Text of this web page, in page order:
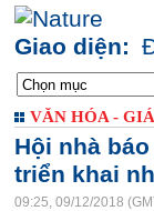
Giao diện:
VĂN HÓA -
Hội nhà
triển khai
09:25, 09/12/2018